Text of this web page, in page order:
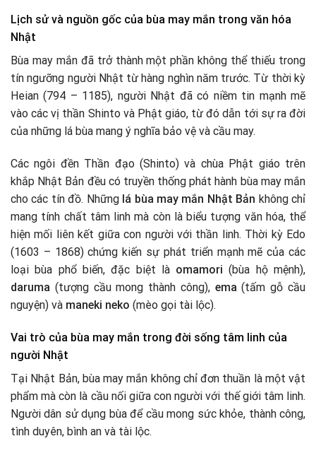
Lịch sử và nguồn gốc của bùa may mắn trong văn hóa
Nhật
Bùa may mắn đã trở thành một phần không thể thiếu trong
tín ngưỡng người Nhật từ hàng nghìn năm trước. Từ thời kỳ
Heian (794 – 1185), người Nhật đã có niềm tin mạnh mẽ
vào các vị thần Shinto và Phật giáo, từ đó dẫn tới sự ra đời
của những lá bùa mang ý nghĩa bảo vệ và cầu may.
Các ngôi đền Thần đạo (Shinto) và chùa Phật giáo trên
khắp Nhật Bản đều có truyền thống phát hành bùa may mắn
cho các tín đồ. Những lá bùa may mắn Nhật Bản không chỉ
mang tính chất tâm linh mà còn là biểu tượng văn hóa, thể
hiện mối liên kết giữa con người với thần linh. Thời kỳ Edo
(1603 – 1868) chứng kiến sự phát triển mạnh mẽ của các
loại bùa phổ biến, đặc biệt là omamori (bùa hộ mệnh),
daruma (tượng cầu mong thành công), ema(tấm gỗ cầu
nguyện) và maneki neko (mèo gọi tài lộc).
Vai trò của bùa may mắn trong đời sống tâm linh của
người Nhật
Tại Nhật Bản, bùa may mắn không chỉ đơn thuần là một vật
phẩm mà còn là cầu nối giữa con người với thế giới tâm linh.
Người dân sử dụng bùa để cầu mong sức khỏe, thành công,
tình duyên, bình an và tài lộc.